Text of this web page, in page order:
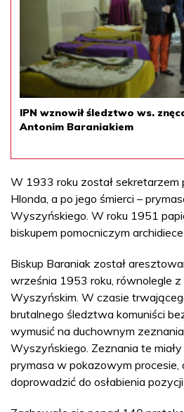
IPN wznowił śledztwo ws.
Antonim Baraniakiem
W 1933 roku został sekretarzem
Hlonda, a po jego śmierci –
Wyszyńskiego. W roku 1951
biskupem pomocniczym
Biskup Baraniak został
września 1953 roku, równolegle z
Wyszyńskim. W czasie
brutalnego śledztwa komuniści
wymusić na duchownym
Wyszyńskiego. Zeznania te
prymasa w pokazowym procesie,
doprowadzić do osłabienia